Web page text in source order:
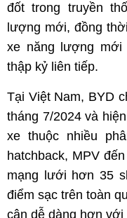
đốt trong truyền
lượng mới, đồng
xe năng lượng mới
thập kỷ liên tiếp.
Tại Việt Nam, BYD
tháng 7/2024 và
xe thuộc nhiều
hatchback, MPV
mạng lưới hơn 35
điểm sạc trên toàn
cận dễ dàng hơn